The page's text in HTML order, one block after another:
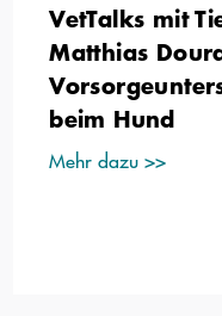
VetTalks mit
Matthias
beim Hund
Mehr dazu >>